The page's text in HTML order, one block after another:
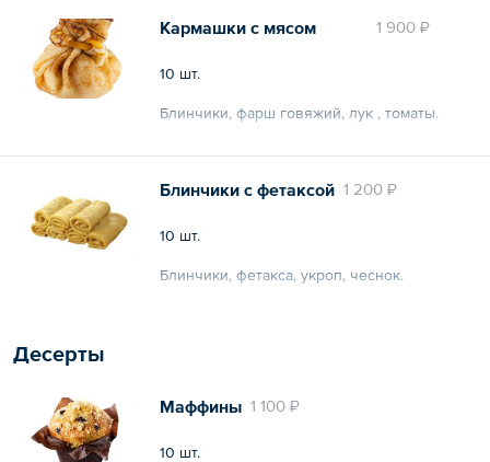
1 900 ₽
Кармашки с мясом
10 шт.
Блинчики, фарш говяжий, лук , томаты.
1 200 ₽
Блинчики с фетаксой
10 шт.
Блинчики, фетакса, укроп, чеснок.
Десерты
1 100 ₽
Маффины
10 шт.